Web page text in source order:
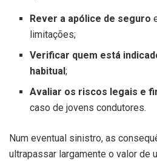
Rever a apólice de seguro
limitações;
Verificar quem está
habitual;
Avaliar os riscos legais e
caso de jovens condutores.
Num eventual sinistro, as
ultrapassar largamente o valor de